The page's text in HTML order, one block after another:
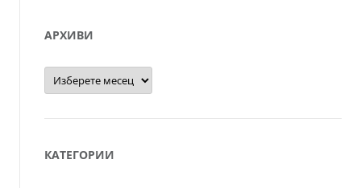
АРХИВИ
Архиви
КАТЕГОРИИ